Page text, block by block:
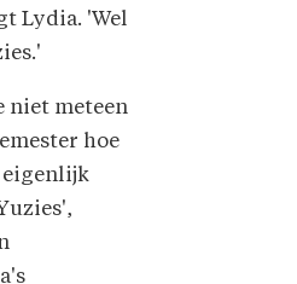
Lydia. 'Wel
niet meteen
hoe
eigenlijk